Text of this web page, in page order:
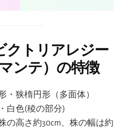
クトリアレジー
ンテ）の特徴
・狭楕円形（多面体）
白色(稜の部分)
株の高さ約30cm、株の幅は約